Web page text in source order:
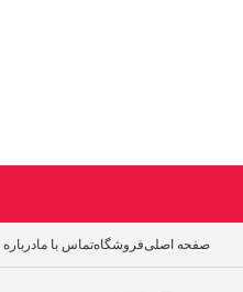
صفحه اصلیفروشگاهتماس با مادرباره